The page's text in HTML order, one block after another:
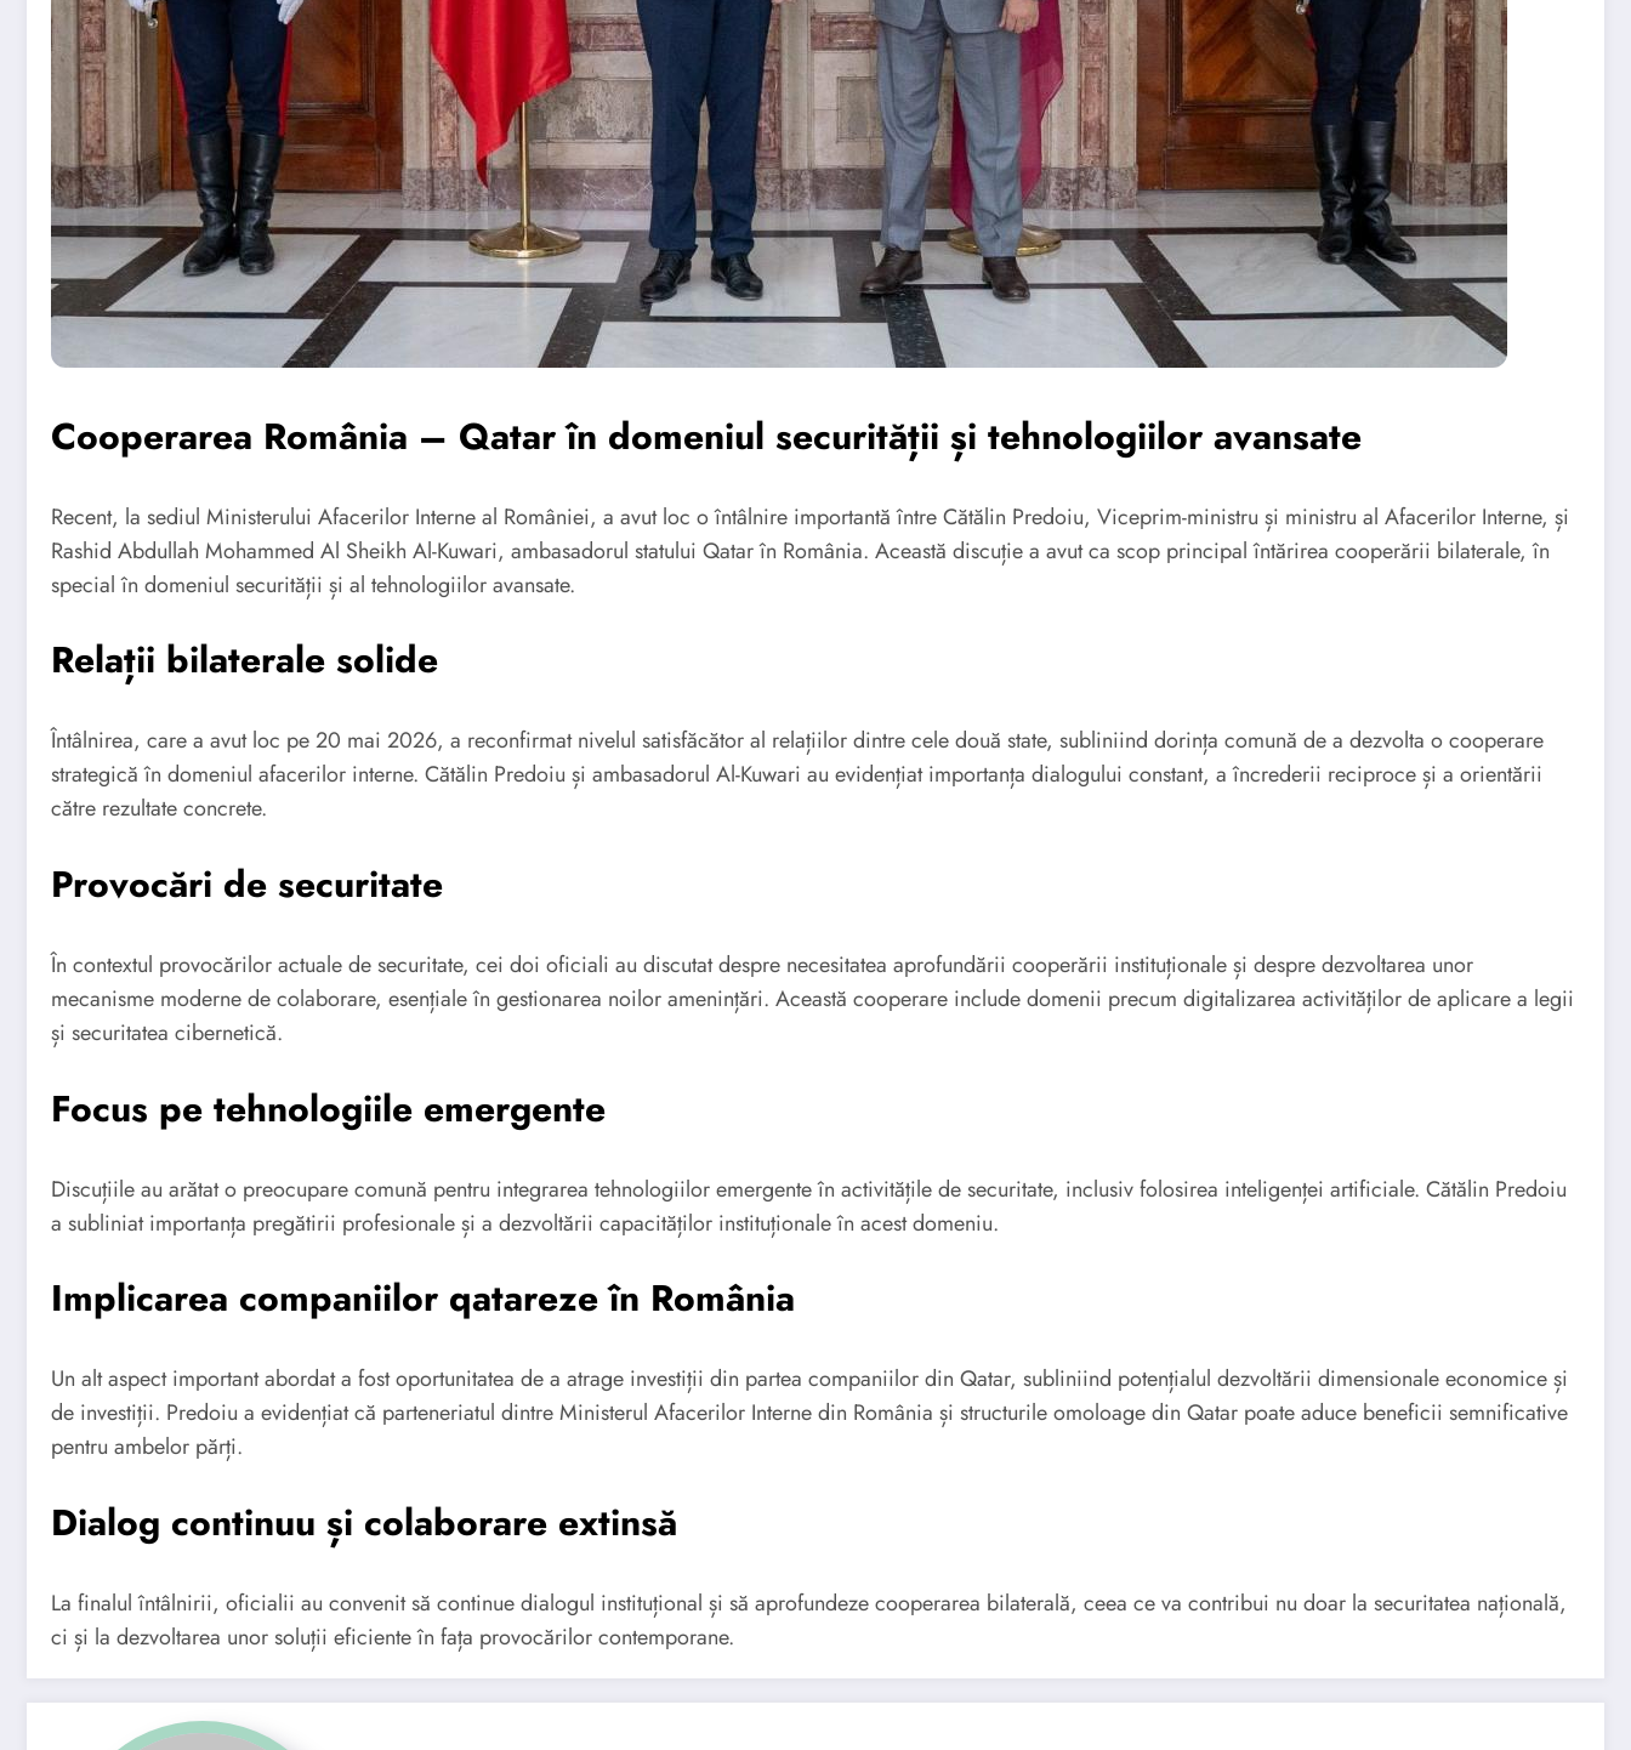
Cooperarea România – Qatar în domeniul securității și tehnologiilor avansate
Recent, la sediul Ministerului Afacerilor Interne al României, a avut loc o întâlnire importantă între Cătălin Predoiu, Viceprim-ministru și ministru al Afacerilor Interne, și
Rashid Abdullah Mohammed Al Sheikh Al-Kuwari, ambasadorul statului Qatar în România. Această discuție a avut ca scop principal întărirea cooperării bilaterale, în
special în domeniul securității și al tehnologiilor avansate.
Relații bilaterale solide
Întâlnirea, care a avut loc pe 20 mai 2026, a reconfirmat nivelul satisfăcător al relațiilor dintre cele două state, subliniind dorința comună de a dezvolta o cooperare
strategică în domeniul afacerilor interne. Cătălin Predoiu și ambasadorul Al-Kuwari au evidențiat importanța dialogului constant, a încrederii reciproce și a orientării
către rezultate concrete.
Provocări de securitate
În contextul provocărilor actuale de securitate, cei doi oficiali au discutat despre necesitatea aprofundării cooperării instituționale și despre dezvoltarea unor
mecanisme moderne de colaborare, esențiale în gestionarea noilor amenințări. Această cooperare include domenii precum digitalizarea activităților de aplicare a legii
și securitatea cibernetică.
Focus pe tehnologiile emergente
Discuțiile au arătat o preocupare comună pentru integrarea tehnologiilor emergente în activitățile de securitate, inclusiv folosirea inteligenței artificiale. Cătălin Predoiu
a subliniat importanța pregătirii profesionale și a dezvoltării capacităților instituționale în acest domeniu.
Implicarea companiilor qatareze în România
Un alt aspect important abordat a fost oportunitatea de a atrage investiții din partea companiilor din Qatar, subliniind potențialul dezvoltării dimensionale economice și
de investiții. Predoiu a evidențiat că parteneriatul dintre Ministerul Afacerilor Interne din România și structurile omoloage din Qatar poate aduce beneficii semnificative
pentru ambelor părți.
Dialog continuu și colaborare extinsă
La finalul întâlnirii, oficialii au convenit să continue dialogul instituțional și să aprofundeze cooperarea bilaterală, ceea ce va contribui nu doar la securitatea națională,
ci și la dezvoltarea unor soluții eficiente în fața provocărilor contemporane.